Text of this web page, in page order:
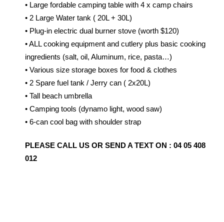
• Large fordable camping table with 4 x camp chairs
• 2 Large Water tank ( 20L + 30L)
• Plug-in electric dual burner stove (worth $120)
• ALL cooking equipment and cutlery plus basic cooking
ingredients (salt, oil, Aluminum, rice, pasta…)
• Various size storage boxes for food & clothes
• 2 Spare fuel tank / Jerry can ( 2x20L)
• Tall beach umbrella
• Camping tools (dynamo light, wood saw)
• 6-can cool bag with shoulder strap
PLEASE CALL US OR SEND A TEXT ON : 04 05 408
012